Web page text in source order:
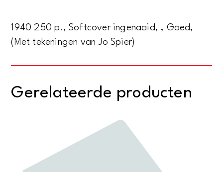
1940 250 p., Softcover ingenaaid, , Goed,
(Met tekeningen van Jo Spier)
Gerelateerde producten